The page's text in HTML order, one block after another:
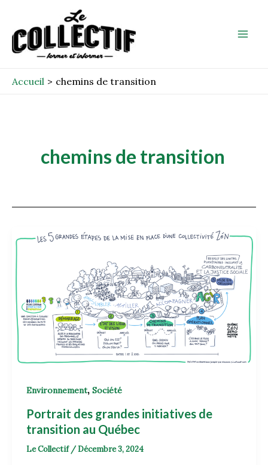
contenu
Accueil chemins de transition
chemins de transition
Environnement, Société
Portrait des grandes initiatives de
transition au Québec
Le Collectif /Décembre 3, 2024